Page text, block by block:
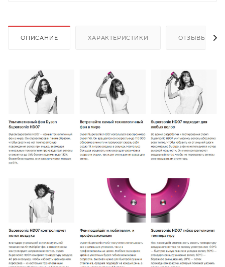
ОПИСАНИЕ ХАРАКТЕРИСТИКИ ОТЗЫВЫ